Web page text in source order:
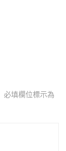
必填欄位標示為